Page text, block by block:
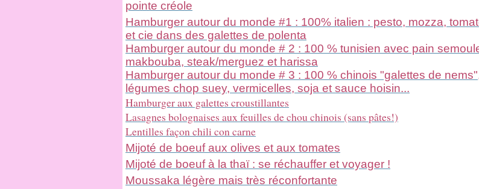
pointe créole
Hamburger autour du monde #1 : 100% italien : pesto, mozza,
et cie dans des galettes de polenta
Hamburger autour du monde # 2 : 100 % tunisien avec pain
makbouba, steak/merguez et harissa
Hamburger autour du monde # 3 : 100 % chinois "galettes de
légumes chop suey, vermicelles, soja et sauce hoisin...
Hamburger aux galettes croustillantes
Lasagnes bolognaises aux feuilles de chou chinois (sans pâtes!)
Lentilles façon chili con carne
Mijoté de boeuf aux olives et aux tomates
Mijoté de boeuf à la thaï : se réchauffer et voyager !
Moussaka légère mais très réconfortante